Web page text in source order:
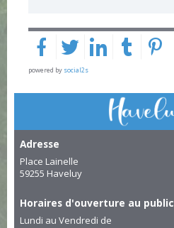
powered by social2s
Adresse
Place Lainelle
59255 Haveluy
Horaires d'ouverture au public
Lundi au Vendredi de